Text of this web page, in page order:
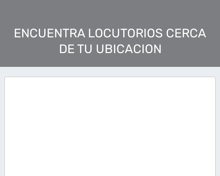
ENCUENTRA LOCUTORIOS CERCA
DE TU UBICACION